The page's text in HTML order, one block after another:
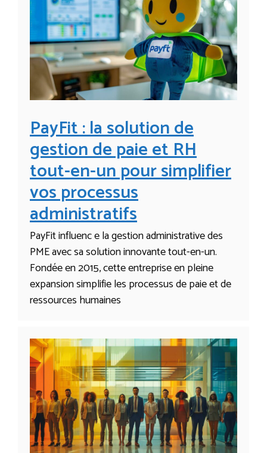
PayFit : la solution de
gestion de paie et RH
tout-en-un pour simplifier
vos processus
administratifs
PayFit influenc e la gestion administrative des
PME avec sa solution innovante tout-en-un.
Fondée en 2015, cette entreprise en pleine
expansion simplifie les processus de paie et de
ressources humaines